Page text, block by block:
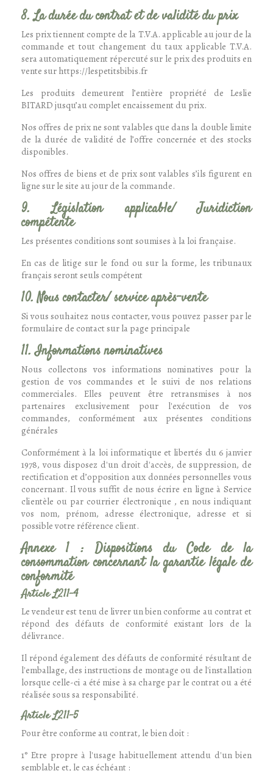
8. La durée du contrat et de validité du prix
Les prix tiennent compte de la T.V.A. applicable au jour de la
commande et tout changement du taux applicable T.V.A.
sera automatiquement répercuté sur le prix des produits en
vente sur https://lespetitsbibis.fr
Les produits demeurent l’entière propriété de Leslie
BITARD jusqu’au complet encaissement du prix.
Nos offres de prix ne sont valables que dans la double limite
de la durée de validité de l’offre concernée et des stocks
disponibles.
Nos offres de biens et de prix sont valables s’ils figurent en
ligne sur le site au jour de la commande.
9. Législation applicable/ Juridiction
compétente
Les présentes conditions sont soumises à la loi française.
En cas de litige sur le fond ou sur la forme, les tribunaux
français seront seuls compétent
10. Nous contacter/ service après-vente
Si vous souhaitez nous contacter, vous pouvez passer par le
formulaire de contact sur la page principale
11. Informations nominatives
Nous collectons vos informations nominatives pour la
gestion de vos commandes et le suivi de nos relations
commerciales. Elles peuvent être retransmises à nos
partenaires exclusivement pour l'exécution de vos
commandes, conformément aux présentes conditions
générales
Conformément à la loi informatique et libertés du 6 janvier
1978, vous disposez d'un droit d'accès, de suppression, de
rectification et d’opposition aux données personnelles vous
concernant. Il vous suffit de nous écrire en ligne à Service
clientèle ou par courrier électronique , en nous indiquant
vos nom, prénom, adresse électronique, adresse et si
possible votre référence client.
Annexe 1 : Dispositions du Code de la
consommation concernant la garantie légale de
conformité
Article L211-4
Le vendeur est tenu de livrer un bien conforme au contrat et
répond des défauts de conformité existant lors de la
délivrance.
Il répond également des défauts de conformité résultant de
l'emballage, des instructions de montage ou de l'installation
lorsque celle-ci a été mise à sa charge par le contrat ou a été
réalisée sous sa responsabilité.
Article L211-5
Pour être conforme au contrat, le bien doit :
1° Etre propre à l'usage habituellement attendu d'un bien
semblable et, le cas échéant :